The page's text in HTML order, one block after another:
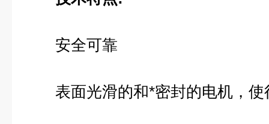
安全可靠
表面光滑的和*密封的电机，使